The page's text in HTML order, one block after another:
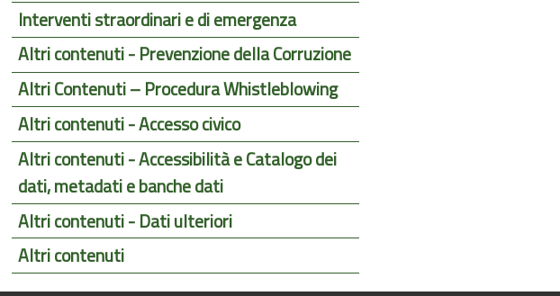
Interventi straordinari e di emergenza
Altri contenuti - Prevenzione della Corruzione
Altri Contenuti – Procedura Whistleblowing
Altri contenuti - Accesso civico
Altri contenuti - Accessibilità e Catalogo dei
dati, metadati e banche dati
Altri contenuti - Dati ulteriori
Altri contenuti